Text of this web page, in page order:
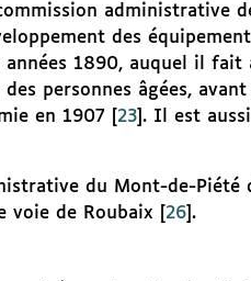
administrative
des
années 1890, auquel il
personnes âgées,
en 1907 23] . Il est
du Mont-de-Piété
voie de Roubaix
26] .